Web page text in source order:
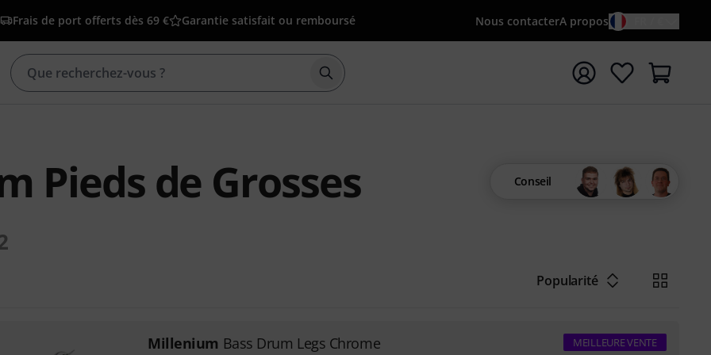
Frais de port offerts dès 69 € Garantie satisfait ou remboursé Nous contacterA propos
Démarrer la recherche avec le terme de recherche
Pieds de Grosses Conseil
Popularité
Millenium Bass Drum Legs Chrome MEILLEURE VENTE